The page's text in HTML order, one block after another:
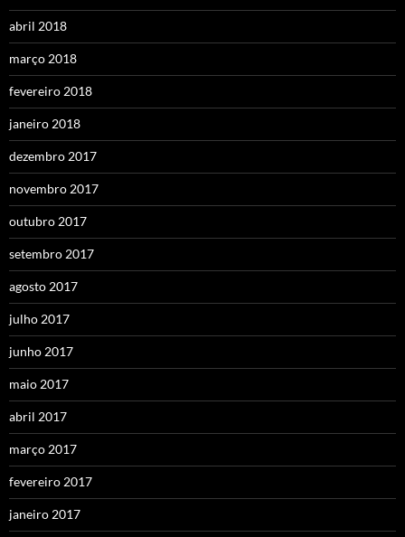
abril 2018
março 2018
fevereiro 2018
janeiro 2018
dezembro 2017
novembro 2017
outubro 2017
setembro 2017
agosto 2017
julho 2017
junho 2017
maio 2017
abril 2017
março 2017
fevereiro 2017
janeiro 2017